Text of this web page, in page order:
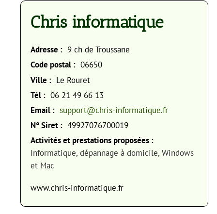
Chris informatique
Adresse : 9 ch de Troussane
Code postal : 06650
Ville : Le Rouret
Tél : 06 21 49 66 13
Email : support@chris-informatique.fr
N° Siret : 49927076700019
Activités et prestations proposées :
Informatique, dépannage à domicile, Windows
et Mac
www.chris-informatique.fr